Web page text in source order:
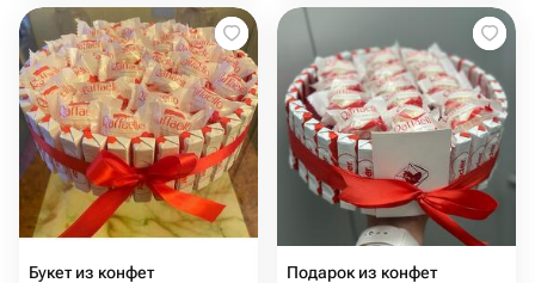
Букет из конфет Подарок из конфет